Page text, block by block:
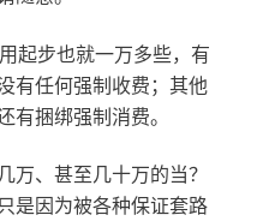
起步也就一万多些，有
有任何强制收费；其他
有捆绑强制消费。
万、甚至几十万的当？
是因为被各种保证套路